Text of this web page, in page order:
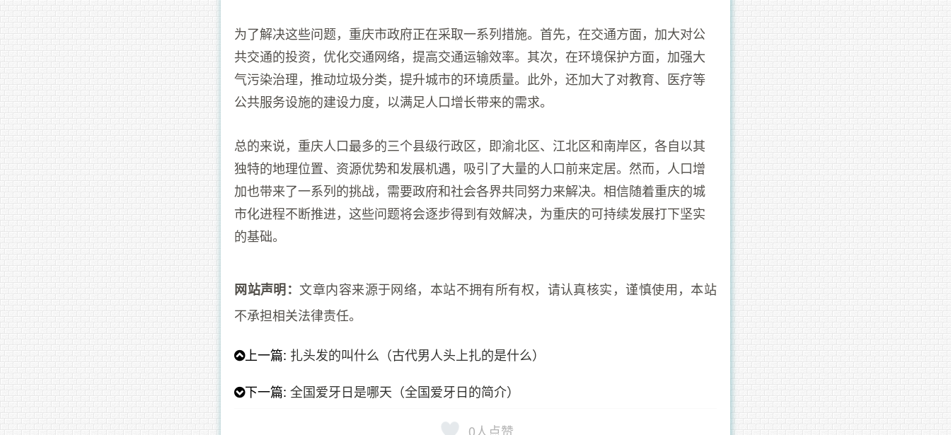
为了解决这些问题，重庆市政府正在采取一系列措施。首先，在交通方面，加大对公
共交通的投资，优化交通网络，提高交通运输效率。其次，在环境保护方面，加强大
气污染治理，推动垃圾分类，提升城市的环境质量。此外，还加大了对教育、医疗等
公共服务设施的建设力度，以满足人口增长带来的需求。
总的来说，重庆人口最多的三个县级行政区，即渝北区、江北区和南岸区，各自以其
独特的地理位置、资源优势和发展机遇，吸引了大量的人口前来定居。然而，人口增
加也带来了一系列的挑战，需要政府和社会各界共同努力来解决。相信随着重庆的城
市化进程不断推进，这些问题将会逐步得到有效解决，为重庆的可持续发展打下坚实
的基础。
网站声明：文章内容来源于网络，本站不拥有所有权，请认真核实，谨慎使用，本站
不承担相关法律责任。
上一篇: 扎头发的叫什么（古代男人头上扎的是什么）
下一篇:全国爱牙日是哪天（全国爱牙日的简介）
0人点赞